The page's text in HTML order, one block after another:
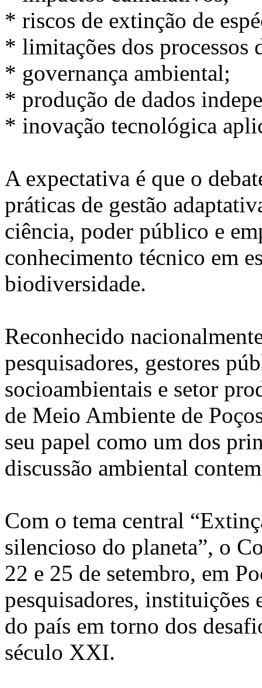
* riscos de extinção de
* limitações dos processos
* governança ambiental;
* produção de dados
* inovação tecnológica
A expectativa é que o
práticas de gestão
ciência, poder público e
conhecimento técnico em
biodiversidade.
Reconhecido
pesquisadores, gestores
socioambientais e setor
de Meio Ambiente de
seu papel como um dos
discussão ambiental
Com o tema central
silencioso do planeta”, o
22 e 25 de setembro, em
pesquisadores, instituições
do país em torno dos
século XXI.